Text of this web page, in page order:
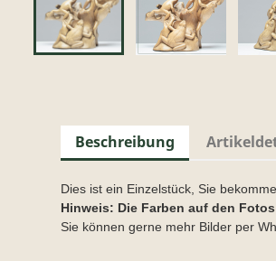
Beschreibung
Dies ist ein Einzelstück, Sie
Hinweis: Die Farben auf den
Sie können gerne mehr Bilder per